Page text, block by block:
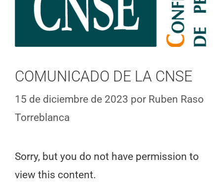
COMUNICADO DE LA CNSE
15 de diciembre de 2023 por Ruben Raso
Torreblanca
Sorry, but you do not have permission to
view this content.